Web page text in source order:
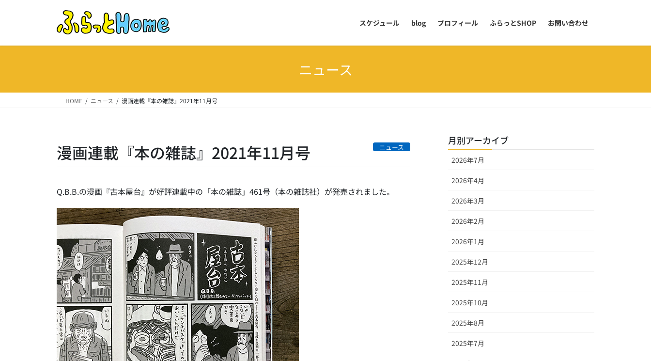
スケジュール blog プロフィール ふらっとSHOP お問い合わせ
ニュース
HOME ニュース 漫画連載『本の雑誌』2021年11月号
ニュース
漫画連載『本の雑誌』2021年11月号
Q.B.B.の漫画『古本屋台』が好評連載中の「本の雑誌」461号（本の雑誌社）が発売されました。
月別アーカイブ
2026年7月
2026年4月
2026年3月
2026年2月
2026年1月
2025年12月
2025年11月
2025年10月
2025年8月
2025年7月